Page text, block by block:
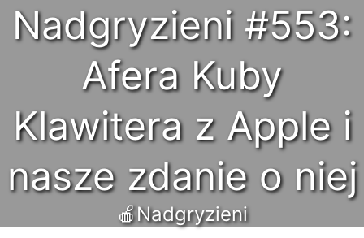
Nadgryzieni #553:
Afera Kuby
Klawitera z Apple i
nasze zdanie o niej
🍎Nadgryzieni